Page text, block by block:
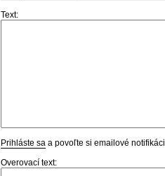
Text:
Prihláste sa a povoľte si emailové
Overovací text: